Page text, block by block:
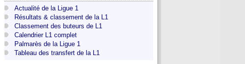
Actualité de la Ligue 1
Résultats & classement de la L1
Classement des buteurs de L1
Calendrier L1 complet
Palmarès de la Ligue 1
Tableau des transfert de la L1